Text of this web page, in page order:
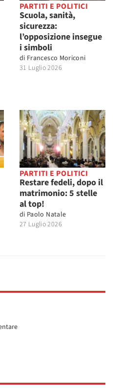
PARTITI E POLITICI
Scuola, sanità,
sicurezza:
l’opposizione insegue
i simboli
di Francesco Moriconi
31 Luglio 2026
PARTITI E POLITICI
Restare fedeli, dopo il
matrimonio: 5 stelle
al top!
di Paolo Natale
27 Luglio 2026